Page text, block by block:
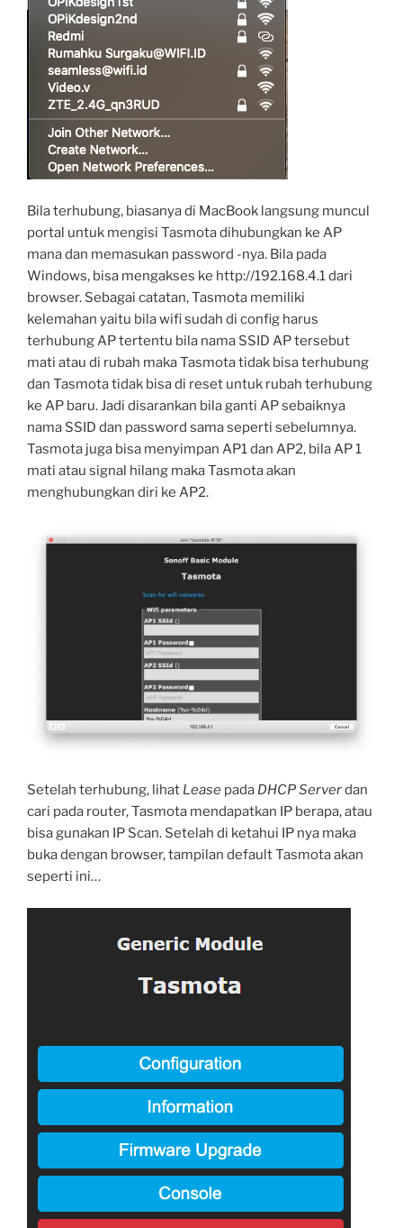
Bila terhubung, biasanya di MacBook langsung muncul
portal untuk mengisi Tasmota dihubungkan ke AP
mana dan memasukan password -nya. Bila pada
Windows, bisa mengakses ke http://192.168.4.1 dari
browser. Sebagai catatan, Tasmota memiliki
kelemahan yaitu bila wifi sudah di config harus
terhubung AP tertentu bila nama SSID AP tersebut
mati atau di rubah maka Tasmota tidak bisa terhubung
dan Tasmota tidak bisa di reset untuk rubah terhubung
ke AP baru. Jadi disarankan bila ganti AP sebaiknya
nama SSID dan password sama seperti sebelumnya.
Tasmota juga bisa menyimpan AP1 dan AP2, bila AP 1
mati atau signal hilang maka Tasmota akan
menghubungkan diri ke AP2.
Setelah terhubung, lihat Lease pada DHCP Serverdan
cari pada router, Tasmota mendapatkan IP berapa, atau
bisa gunakan IP Scan. Setelah di ketahui IP nya maka
buka dengan browser, tampilan default Tasmota akan
seperti ini…